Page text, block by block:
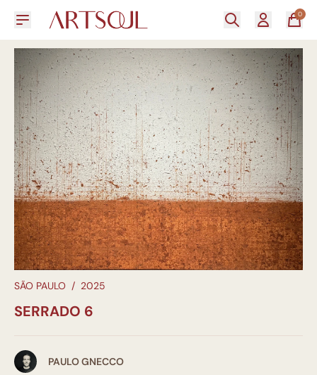
0
SÃO PAULO / 2025
SERRADO 6
PAULO GNECCO